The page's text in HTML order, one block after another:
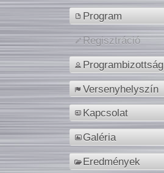
Program
Regisztráció
Programbizottság
Versenyhelyszín
Kapcsolat
Galéria
Eredmények